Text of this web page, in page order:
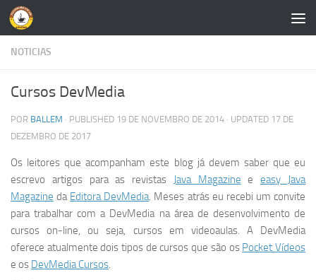
Skip to content
NOTICIAS
Cursos DevMedia
POR BALLEM · PUBLISHED 19 DE NOVEMBRO DE 2014 · UPDATED 17 DE
DEZEMBRO DE 2017
Os leitores que acompanham este blog já devem saber que eu
escrevo artigos para as revistas Java Magazine eeasy Java
Magazine da Editora DevMedia. Meses atrás eu recebi um convite
para trabalhar com a DevMedia na área de desenvolvimento de
cursos on-line, ou seja, cursos em videoaulas. A DevMedia
oferece atualmente dois tipos de cursos que são os Pocket Vídeos
e os DevMediaCursos.